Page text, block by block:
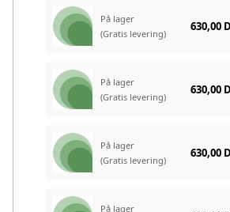
På lager
(Gratis levering)
630,00
På lager
(Gratis levering)
630,00
På lager
(Gratis levering)
630,00
På lager